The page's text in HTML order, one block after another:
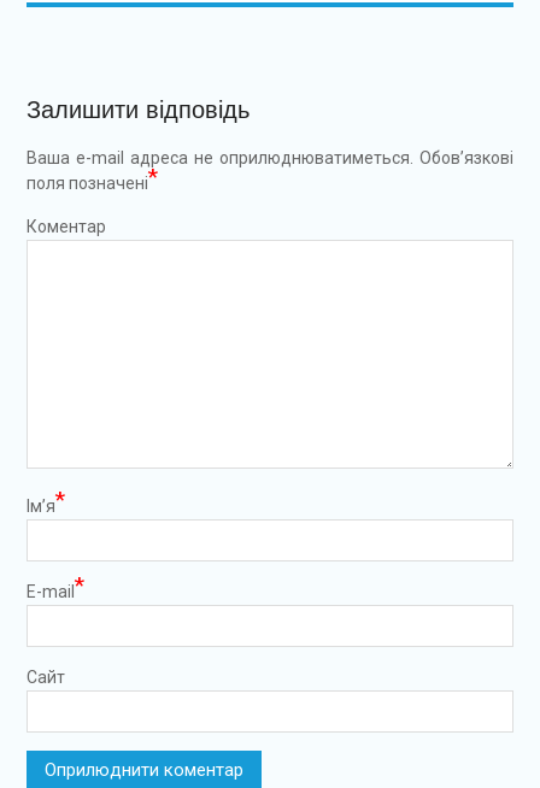
Залишити відповідь
Ваша e-mail адреса не оприлюднюватиметься. Обов’язкові
поля позначені*
Коментар
Ім’я*
E-mail *
Сайт